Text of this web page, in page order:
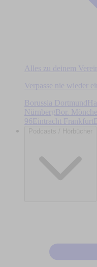
Alles zu deinem Verein
Verpasse nie wieder
Borussia Dortmund
Nürnberg Bor.
96Eintracht Frankfurt
Podcasts / Hörbücher